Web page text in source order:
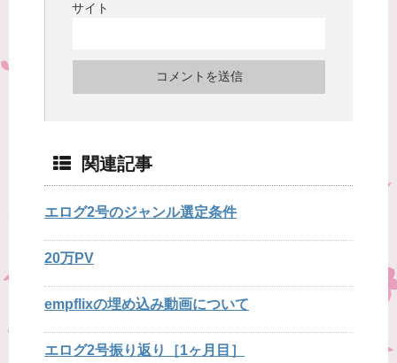
サイト
関連記事
エログ2号のジャンル選定条件
20万PV
empflixの埋め込み動画について
エログ2号振り返り［1ヶ月目］